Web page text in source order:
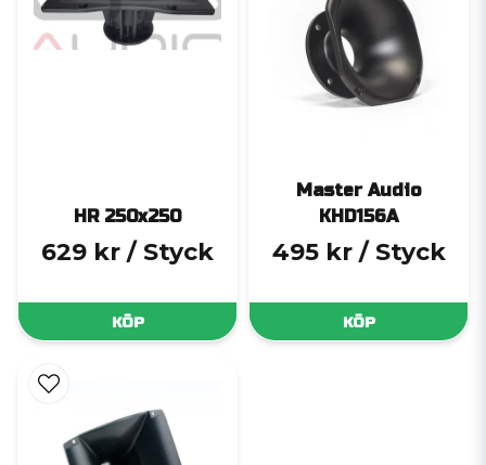
HR 250x250
629 kr / Styck
KÖP
Master Audio
KHD156A
495 kr / Styck
KÖP